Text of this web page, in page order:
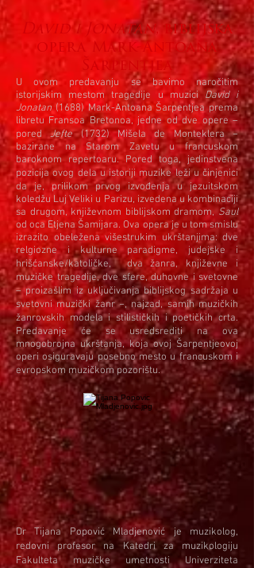
David i Jonatan, biblijska
opera Mark-Antoana
Šarpentjea
U ovom predavanju se bavimo naročitim
istorijskim mestom tragedije u muzici David i
Jonatan(1688) Mark-Antoana Šarpentjea prema
libretu Fransoa Bretonoa, jedne od dve opere –
poredJefte(1732) Mišela de Monteklera −
bazirane na Starom Zavetu u francuskom
baroknom repertoaru. Pored toga, jedinstvena
pozicija ovog dela u istoriji muzike leži u činjenici
da je, prilikom prvog izvođenja u jezuitskom
koledžu Luj Veliki u Parizu, izvedena u kombinaciji
sa drugom, književnom biblijskom dramom, Saul
od oca Etjena Šamijara. Ova opera je u tom smislu
izrazito obeležena višestrukim ukrštanjima: dve
relgiozne i kulturne paradigme, judejske i
hrišćanske/katoličke, dva žanra, književne i
muzičke tragedije, dve sfere, duhovne i svetovne
– proizašlim iz uključivanja biblijskog sadržaja u
svetovni muzički žanr −, najzad, samih muzičkih
žanrovskih modela i stilističkih i poetičkih crta.
Predavanje će se usredsrediti na ova
mnogobrojna ukrštanja, koja ovoj Šarpentjeovoj
operi osiguravaju posebno mesto u francuskom i
evropskom muzičkom pozorištu.
Dr Tijana Popović Mladjenović je muzikolog,
redovni profesor na Katedri za muzikologiju
Fakulteta muzičke umetnosti Univerziteta